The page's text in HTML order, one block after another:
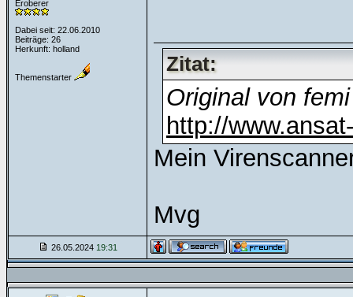
Eroberer
Dabei seit: 22.06.2010
Beiträge: 26
Herkunft: holland
Themenstarter
Zitat:
Original von femi
http://
Mein
Mvg
26.05.2024 19:31